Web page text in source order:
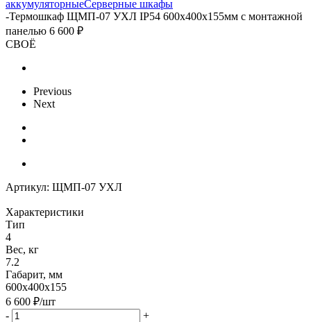
аккумуляторныеСерверные шкафы
-Термошкаф ЩМП-07 УХЛ IP54 600х400х155мм с монтажной
панелью 6 600 ₽
СВОЁ
Previous
Next
Артикул: ЩМП-07 УХЛ
Характеристики
Тип
4
Вес, кг
7.2
Габарит, мм
600х400х155
6 600 ₽/шт
-
+